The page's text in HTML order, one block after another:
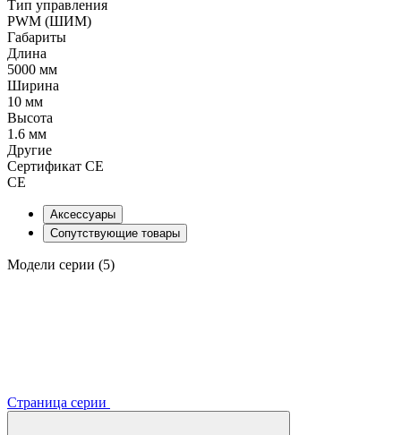
Тип управления
PWM (ШИМ)
Габариты
Длина
5000 мм
Ширина
10 мм
Высота
1.6 мм
Другие
Сертификат CE
CE
Аксессуары
Сопутствующие товары
Модели серии (5)
Страница серии